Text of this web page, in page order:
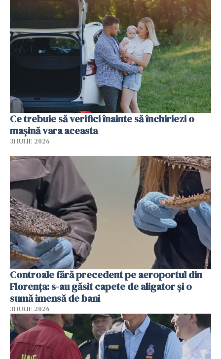
Ce trebuie să verifici înainte să închiriezi o
mașină vara aceasta
31 IULIE 2026
Controale fără precedent pe aeroportul din
Florența: s-au găsit capete de aligator și o
sumă imensă de bani
31 IULIE 2026